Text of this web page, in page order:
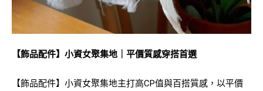
【飾品配件】小資女聚集地｜平價質感穿搭首選
【飾品配件】小資女聚集地主打高CP值與百搭質感，以平價